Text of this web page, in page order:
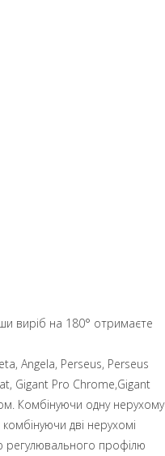
виріб на 180° отримаєте
Angela, Perseus, Perseus
Gigant Pro Chrome,Gigant
Комбінуючи одну нерухому
дві нерухомі
профілю